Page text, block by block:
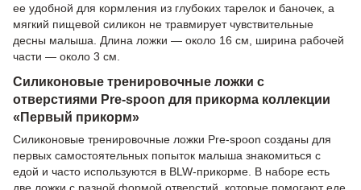
ее удобной для кормления из глубоких тарелок и баночек, а
мягкий пищевой силикон не травмирует чувствительные
десны малыша. Длина ложки — около 16 см, ширина рабочей
части — около 3 см.
Силиконовые тренировочные ложки с
отверстиями Pre-spoon для прикорма коллекции
«Первый прикорм»
Силиконовые тренировочные ложки Pre-spoon созданы для
первых самостоятельных попыток малыша знакомиться с
едой и часто используются в BLW-прикорме. В наборе есть